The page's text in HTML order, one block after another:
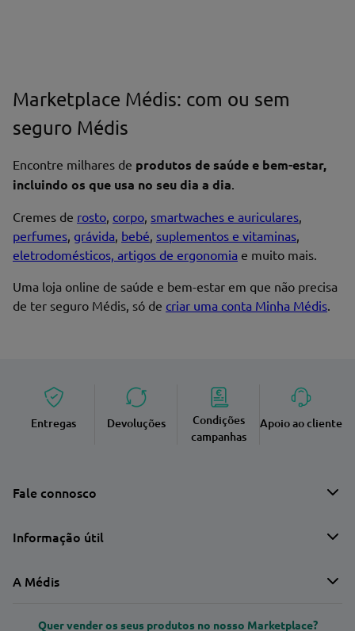
Marketplace Médis: com ou sem
seguro Médis
Encontre milhares de produtos de saúde e bem-estar,
incluindo os que usa no seu dia a dia.
Cremes de rosto, corpo, smartwaches e auriculares,
perfumes, grávida, bebé, suplementos e vitaminas,
eletrodomésticos, artigos de ergonomia e muito mais.
Uma loja online de saúde e bem-estar em que não precisa
de ter seguro Médis, só de criar uma conta Minha Médis.
Entregas Devoluções
Condições
campanhas
Apoio ao cliente
Fale connosco
Informação útil
A Médis
Quer vender os seus produtos no nosso Marketplace?